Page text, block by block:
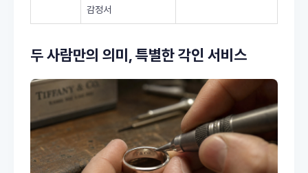
감정서
두 사람만의 의미, 특별한 각인 서비스